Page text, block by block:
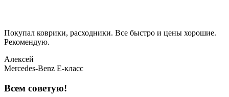
Покупал коврики, расходники. Все быстро и цены хорошие.
Рекомендую.
Алексей
Mercedes-Benz E-класс
Всем советую!